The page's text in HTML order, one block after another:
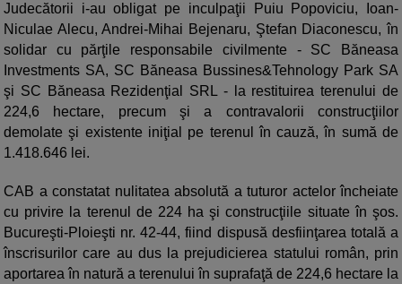
Judecătorii i-au obligat pe inculpaţii Puiu Popoviciu, Ioan-
Niculae Alecu, Andrei-Mihai Bejenaru, Ştefan Diaconescu, în
solidar cu părţile responsabile civilmente - SC Băneasa
Investments SA, SC Băneasa Bussines&Tehnology Park SA
şi SC Băneasa Rezidenţial SRL - la restituirea terenului de
224,6 hectare, precum şi a contravalorii construcţiilor
demolate şi existente iniţial pe terenul în cauză, în sumă de
1.418.646 lei.
CAB a constatat nulitatea absolută a tuturor actelor încheiate
cu privire la terenul de 224 ha şi construcţiile situate în şos.
Bucureşti-Ploieşti nr. 42-44, fiind dispusă desfiinţarea totală a
înscrisurilor care au dus la prejudicierea statului român, prin
aportarea în natură a terenului în suprafaţă de 224,6 hectare la